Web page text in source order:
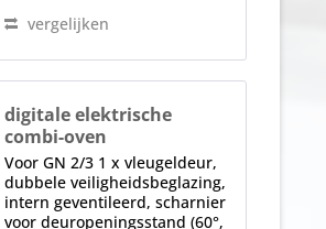
vergelijken
digitale elektrische
combi-oven
MKF 623 C TS
Voor GN 2/3 1 x vleugeldeur,
dubbele veiligheidsbeglazing,
intern geventileerd, scharnier
voor deuropeningsstand (60°,